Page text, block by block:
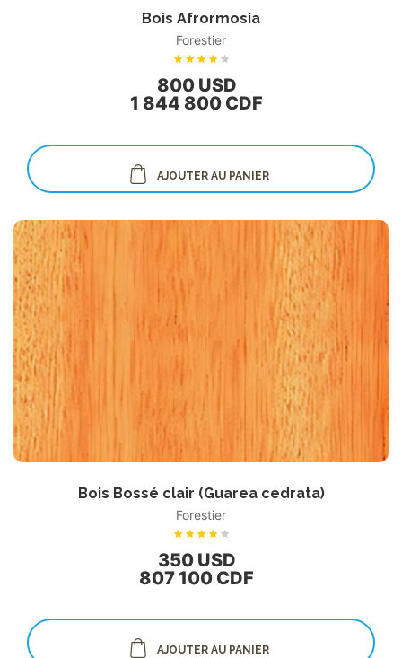
Bois Afrormosia
Forestier
800 USD
1 844 800 CDF
AJOUTER AU PANIER
Bois Bossé clair (Guarea cedrata)
Forestier
350 USD
807 100 CDF
AJOUTER AU PANIER